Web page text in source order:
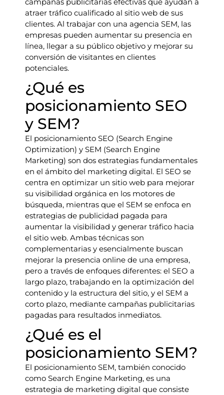
atraer tráfico cualificado al sitio web de sus
clientes. Al trabajar con una agencia SEM, las
empresas pueden aumentar su presencia en
línea, llegar a su público objetivo y mejorar su
conversión de visitantes en clientes
potenciales.
¿Qué es
posicionamiento SEO
y SEM?
El posicionamiento SEO (Search Engine
Optimization) y SEM (Search Engine
Marketing) son dos estrategias fundamentales
en el ámbito del marketing digital. El SEO se
centra en optimizar un sitio web para mejorar
su visibilidad orgánica en los motores de
búsqueda, mientras que el SEM se enfoca en
estrategias de publicidad pagada para
aumentar la visibilidad y generar tráfico hacia
el sitio web. Ambas técnicas son
complementarias y esencialmente buscan
mejorar la presencia online de una empresa,
pero a través de enfoques diferentes: el SEO a
largo plazo, trabajando en la optimización del
contenido y la estructura del sitio, y el SEM a
corto plazo, mediante campañas publicitarias
pagadas para resultados inmediatos.
¿Qué es el
posicionamiento SEM?
El posicionamiento SEM, también conocido
como Search Engine Marketing, es una
estrategia de marketing digital que consiste